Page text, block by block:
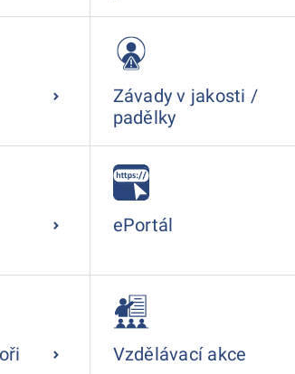
Závady v jakosti /
padělky
ePortál
Vzdělávací akce